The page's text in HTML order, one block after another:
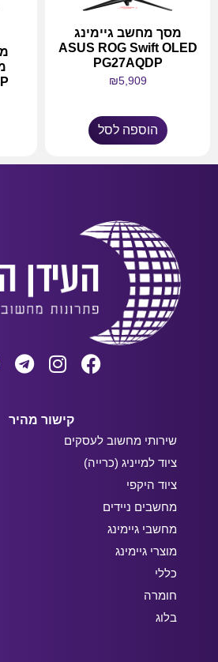
מסך מחשב גיימינג
ASUS ROG Swift OLED
PG27AQDP
₪5,909
הוספה לסל
קישור מהיר
שירותי מחשוב לעסקים
ציוד למייניג (כרייה)
ציוד היקפי
מחשבים ניידים
מחשבי גיימינג
מוצרי גיימינג
כללי
חומרה
בלוג